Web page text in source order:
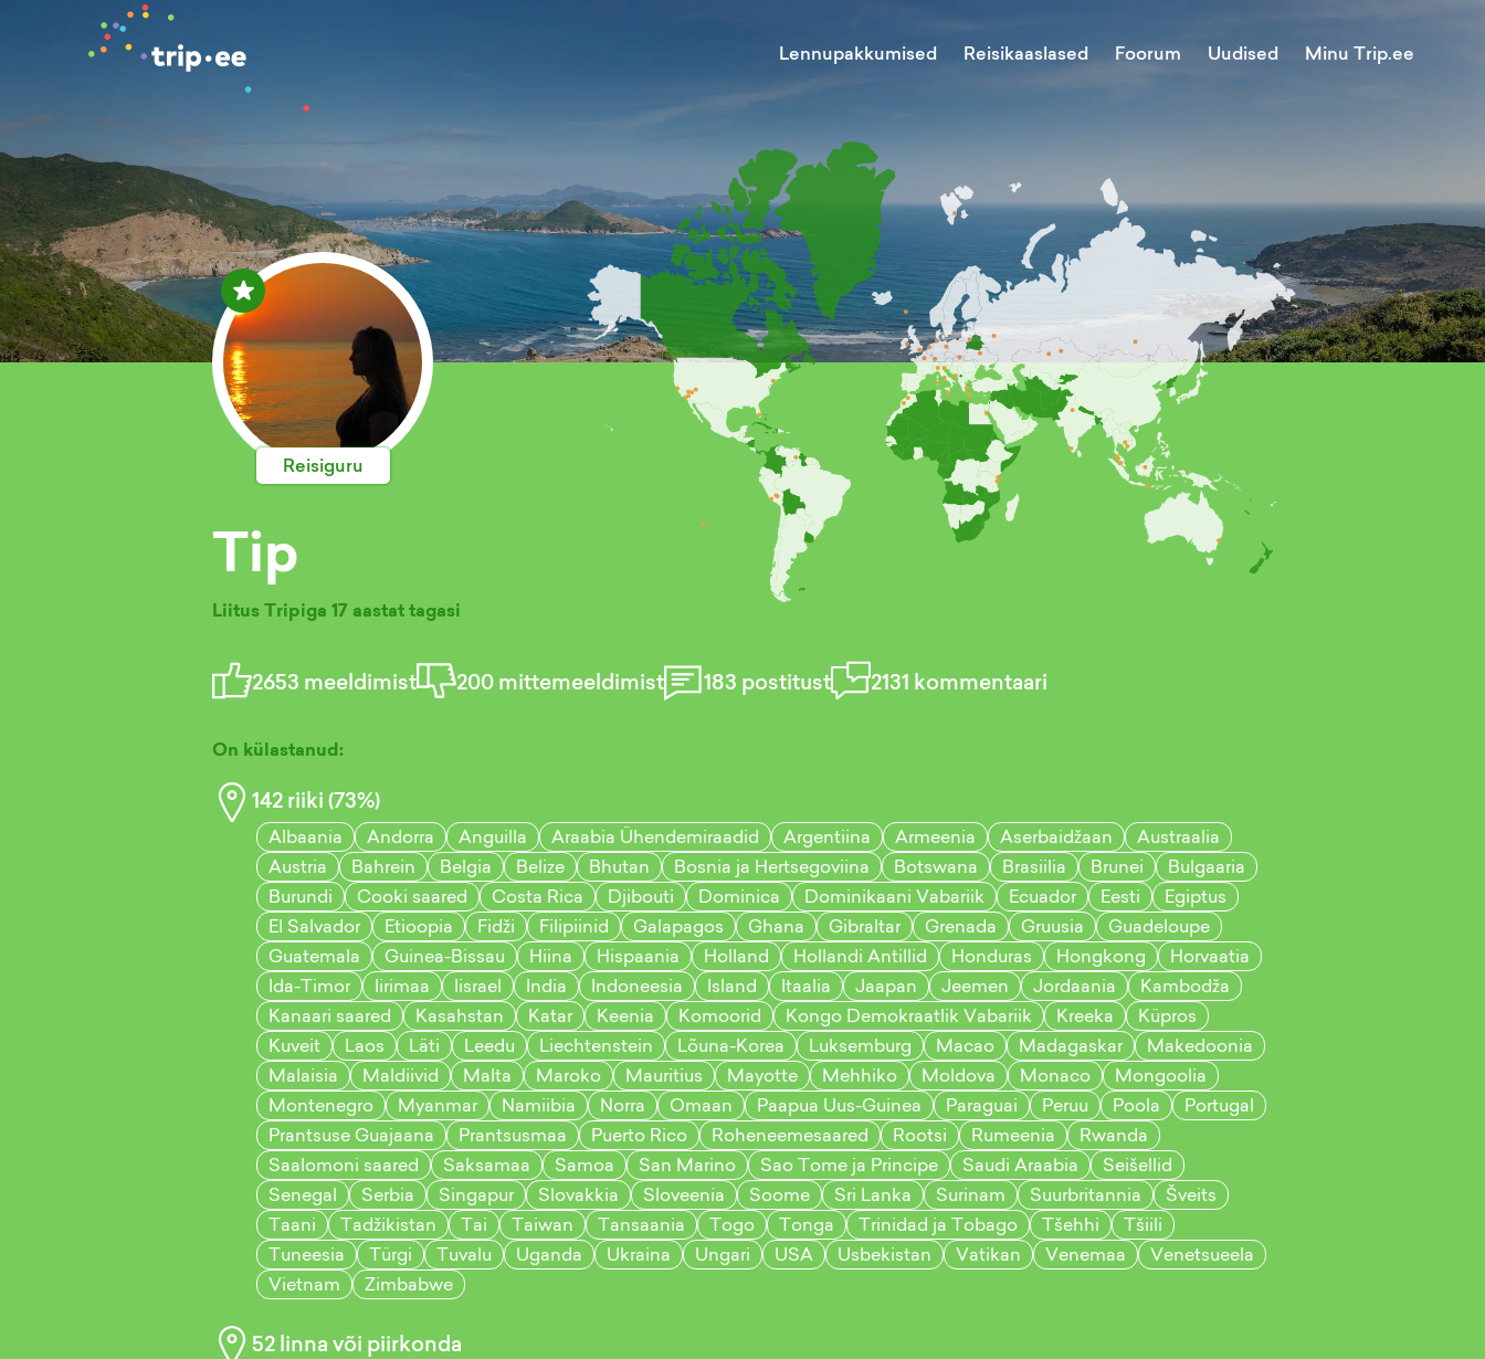
Lennupakkumised Reisikaaslased Foorum Uudised Minu Trip.ee
Reisiguru
Tip
Liitus Tripiga 17 aastat tagasi
2653 meeldimist 200mittemeeldimist 183 postitust 2131 kommentaari
On külastanud:
142riiki (73%)
Albaania Andorra Anguilla Araabia Ühendemiraadid Argentiina Armeenia Aserbaidžaan
Austraalia
Austria
Bahrein Belgia Belize Bhutan Bosnia ja Hertsegoviina Botswana Brasiilia Brunei
Bulgaaria
Burundi
Cooki saared Costa Rica Djibouti Dominica Dominikaani Vabariik Ecuador Eesti
Egiptus
El Salvador
Etioopia Fidži Filipiinid Galapagos Ghana Gibraltar Grenada Gruusia
Guadeloupe
Guatemala
Guinea-Bissau Hiina Hispaania Holland Hollandi Antillid Honduras Hongkong
Horvaatia
Ida-Timor
Iirimaa Iisrael India Indoneesia Island Itaalia Jaapan Jeemen Jordaania
Kambodža
Kanaari saared
Kasahstan Katar Keenia Komoorid Kongo Demokraatlik Vabariik Kreeka
Küpros
Kuveit
Laos Läti Leedu Liechtenstein Lõuna-Korea Luksemburg Macao Madagaskar
Makedoonia
Malaisia
Maldiivid Malta Maroko Mauritius Mayotte Mehhiko Moldova Monaco
Mongoolia
Montenegro
Myanmar Namiibia Norra Omaan Paapua Uus-Guinea Paraguai Peruu Poola
Portugal
Prantsuse Guajaana
Prantsusmaa Puerto Rico Roheneemesaared Rootsi Rumeenia
Rwanda
Saalomoni saared
Saksamaa Samoa San Marino Sao Tome ja Principe Saudi Araabia
Seišellid
Senegal
Serbia Singapur Slovakkia Sloveenia Soome Sri Lanka Surinam Suurbritannia
Šveits
Taani
Tadžikistan Tai Taiwan Tansaania Togo Tonga Trinidad ja Tobago Tšehhi
Tšiili
Tuneesia
Türgi Tuvalu Uganda Ukraina Ungari USA Usbekistan Vatikan Venemaa
Venetsueela
Vietnam
Zimbabwe
52linna või piirkonda